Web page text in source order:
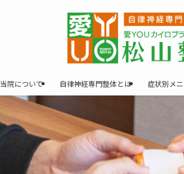
当院について 自律神経専門整体とは 症状別メ